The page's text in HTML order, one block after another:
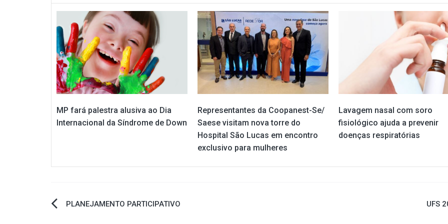
MP fará palestra alusiva ao Dia
Internacional da Síndrome de Down
Representantes da Coopanest-Se/
Saese visitam nova torre do
Hospital São Lucas em encontro
exclusivo para mulheres
Lavagem nasal com soro
fisiológico ajuda a prevenir
doenças respiratórias
Navegação
PLANEJAMENTO PARTICIPATIVO UFS